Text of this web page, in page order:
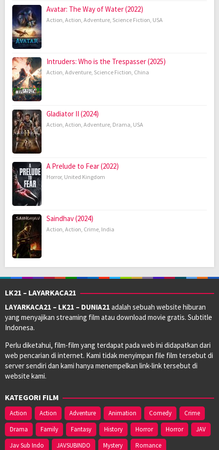
Avatar: The Way of Water (2022)
Action, Action, Adventure, Science Fiction, USA
Intruders: Who is the Trespasser (2025)
Action, Adventure, Science Fiction, China
Gladiator II (2024)
Action, Action, Adventure, Drama, USA
A Prelude to Fear (2022)
Horror, United Kingdom
Saindhav (2024)
Action, Action, Crime, India
LK21 – LAYARKACA21
LAYARKACA21 – LK21 – DUNIA21 adalah sebuah website hiburan
yang menyajikan streaming film atau download movie gratis. Subtitle
Indonesa.
Perlu diketahui, film-film yang terdapat pada web ini didapatkan dari
web pencarian di internet. Kami tidak menyimpan file film tersebut di
server sendiri dan kami hanya menempelkan link-link tersebut di
website kami.
KATEGORI FILM
Action Action Adventure Animation Comedy
Crime
Drama
Family Fantasy History Horror Horror
JAV
Jav Sub Indo
JAVSUBINDO Mystery Romance